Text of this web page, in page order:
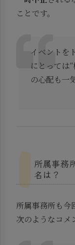
ことです。
イベントを
にとっては
の心配も一
所属事務
名は？
所属事務所も今
次のようなコメ